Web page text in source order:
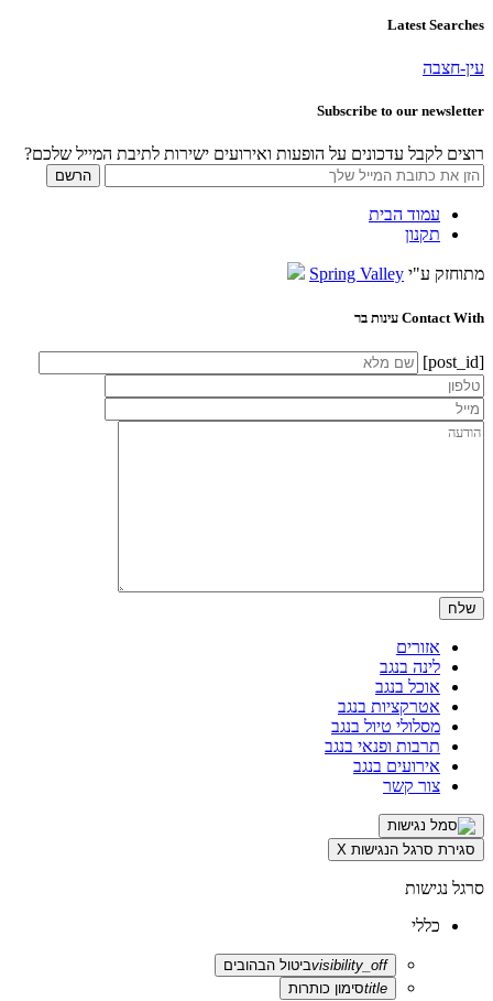
Latest Searches
עין-חצבה
Subscribe to our newsletter
רוצים לקבל עדכונים על הופעות ואירועים ישירות לתיבת המייל שלכם?
עמוד הבית
תקנון
מתוחזק ע"י Spring Valley
Contact With עינות בר
[post_id]
אזורים
לינה בנגב
אוכל בנגב
אטרקציות בנגב
מסלולי טיול בנגב
תרבות ופנאי בנגב
אירועים בנגב
צור קשר
סגירת סרגל הנגישות X
סרגל נגישות
כללי
visibility_offביטול הבהובים
titleסימון כותרות